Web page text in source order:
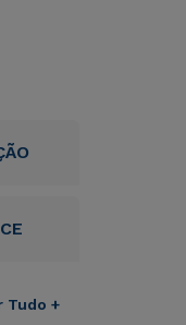
Tudo +